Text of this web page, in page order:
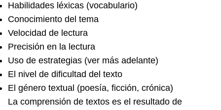
Habilidades léxicas (vocabulario)
Conocimiento del tema
Velocidad de lectura
Precisión en la lectura
Uso de estrategias (ver más adelante)
El nivel de dificultad del texto
El género textual (poesía, ficción, crónica)
La comprensión de textos es el resultado de